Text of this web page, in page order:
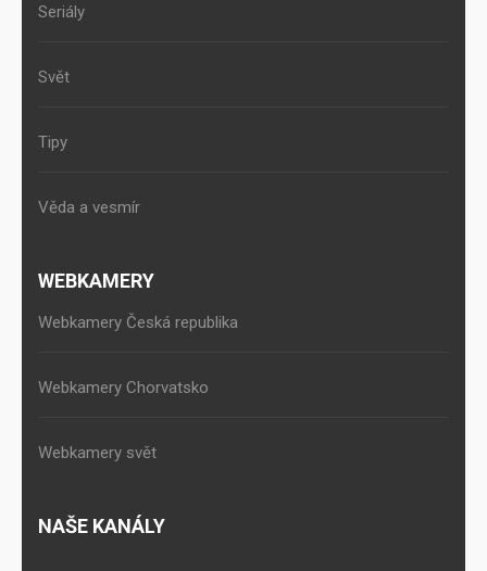
Seriály
Svět
Tipy
Věda a vesmír
WEBKAMERY
Webkamery Česká republika
Webkamery Chorvatsko
Webkamery svět
NAŠE KANÁLY